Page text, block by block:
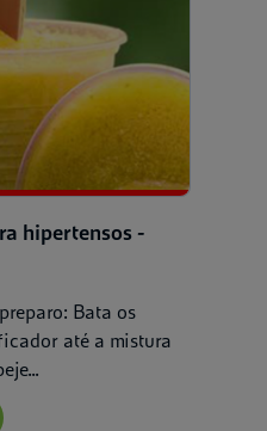
hipertensos -
Bata os
até a mistura